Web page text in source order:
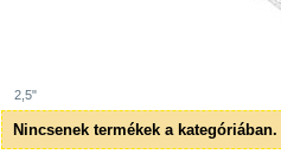
2,5"
Nincsenek termékek a kategóriában.